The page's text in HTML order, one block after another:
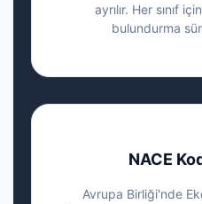
ayrılır. Her sınıf
bulundurma
NACE
Avrupa Birliği'nde